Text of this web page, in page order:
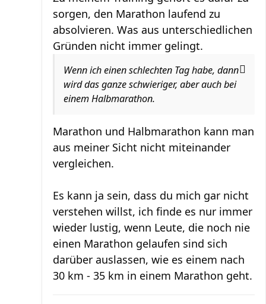
sorgen, den Marathon laufend zu
absolvieren. Was aus unterschiedlichen
Gründen nicht immer gelingt.
Wenn ich einen schlechten Tag habe, dann
wird das ganze schwieriger, aber auch bei
einem Halbmarathon.
Marathon und Halbmarathon kann man
aus meiner Sicht nicht miteinander
vergleichen.
Es kann ja sein, dass du mich gar nicht
verstehen willst, ich finde es nur immer
wieder lustig, wenn Leute, die noch nie
einen Marathon gelaufen sind sich
darüber auslassen, wie es einem nach
30 km - 35 km in einem Marathon geht.